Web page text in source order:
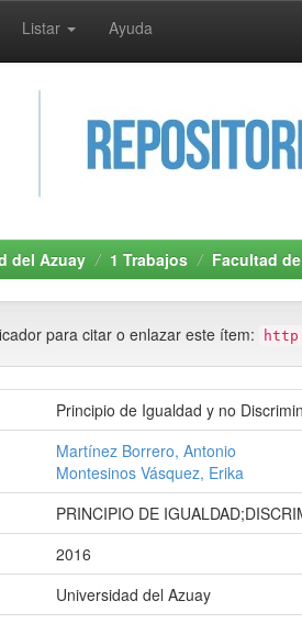
Listar Ayuda
del Azuay 1 Trabajos Facultad
para citar o enlazar este ítem:
Principio de Igualdad y no
Martínez Borrero, Antonio
Montesinos Vásquez, Erika
PRINCIPIO DE
2016
Universidad del Azuay